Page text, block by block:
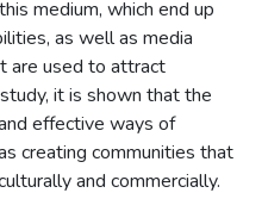
medium, which end up
as well as media
are used to attract
it is shown that the
effective ways of
creating communities that
and commercially.